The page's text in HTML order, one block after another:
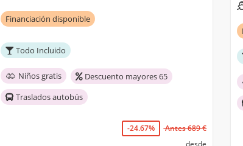
Financiación disponible
Todo Incluido
Niños gratis
Descuento mayores 65
Traslados autobús
-24.67%
Antes 689 €